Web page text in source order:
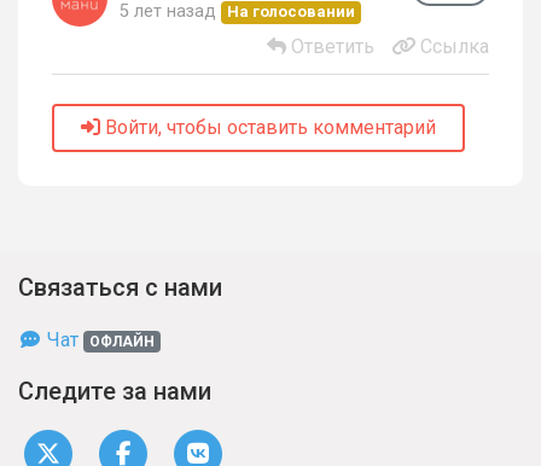
5 лет назад На голосовании
Ответить Ссылка
Войти, чтобы оставить комментарий
Связаться с нами
Чат ОФЛАЙН
Следите за нами